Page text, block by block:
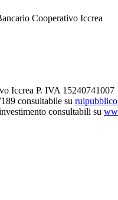
Cooperativo Iccrea
Iccrea P. IVA 15240741007
consultabile su
consultabili su